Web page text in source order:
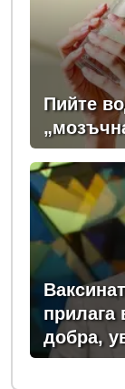
Пийте
прилага
добра,